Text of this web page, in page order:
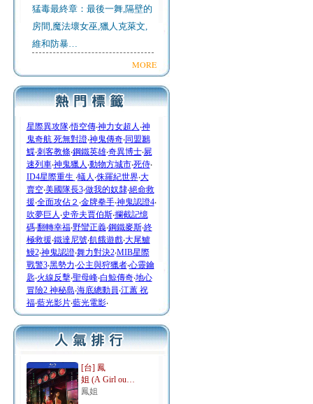
猛毒最終章：最後一舞,隔壁的
房間,魔法壞女巫,獵人克萊文,
維和防暴…
MORE
星際異攻隊‧悟空傳‧神力女超人 ‧神
鬼奇航 死無對證‧神鬼傳奇‧同盟鶼
鰈‧刺客教條‧鋼鐵英雄‧奇異博士‧屍
速列車‧神鬼獵人 ‧動物方城市‧死侍‧
ID4星際重生 ‧蟻人 ‧侏羅紀世界‧大
賣空‧美國隊長3‧做我的奴隸‧絕命救
援‧全面攻佔２ ‧金牌拳手‧神鬼認證4‧
吹夢巨人 ‧史帝夫賈伯斯‧攔截記憶
碼‧翻轉幸福‧野蠻正義‧鋼鐵麥斯‧終
極救援‧鐵達尼號‧飢餓遊戲‧大尾鱸
鰻2‧神鬼認證‧舞力對決2‧MIB星際
戰警3‧黑勢力‧公主與狩獵者‧心靈鑰
匙‧火線反擊‧聖母峰‧白鯨傳奇‧地心
冒險2 神秘島‧海底總動員‧江蕙 祝
福‧藍光影片‧藍光電影‧
[台] 鳳
姐 (A Girl ou…
鳳姐